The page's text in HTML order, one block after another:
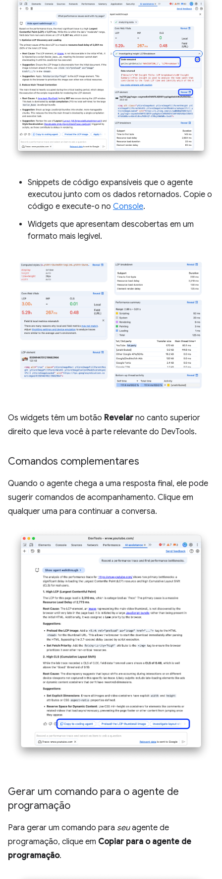
Snippets de código expansíveis que o agente
executou junto com os dados retornados. Copie o
código e execute-o no Console.
Widgets que apresentam descobertas em um
formato mais legível.
Os widgets têm um botão Revelar no canto superior
direito que leva você à parte relevante do DevTools.
Comandos complementares
Quando o agente chega a uma resposta final, ele pode
sugerir comandos de acompanhamento. Clique em
qualquer uma para continuar a conversa.
Gerar um comando para o agente de
programação
Para gerar um comando para seuagente de
programação, clique em Copiar para o agente de
programação.